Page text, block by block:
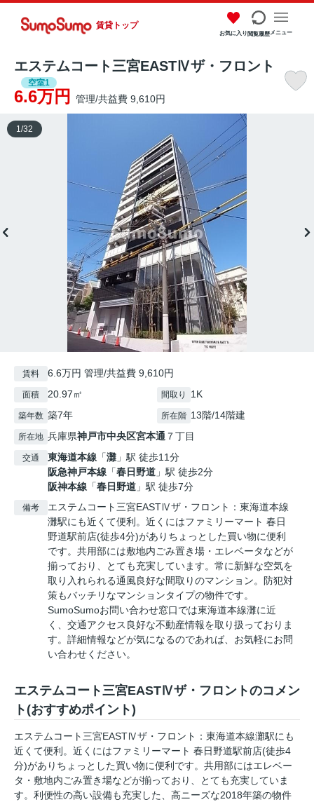
賃貸トップ
お気に入り閲覧履歴メニュー
エステムコート三宮EASTⅣザ・フロント
空室1
6.6万円 管理/共益費 9,610円
1 /32
賃料 6.6万円 管理/共益費 9,610円
面積 20.97㎡ 間取り 1K
築年数 築7年 所在階 13階/14階建
所在地 兵庫県神戸市中央区宮本通 ７丁目
交通 東海道本線 「灘 」駅 徒歩11分
阪急神戸本線 「春日野道 」駅 徒歩2分
阪神本線 「春日野道 」駅 徒歩7分
備考
エステムコート三宮EASTⅣザ・フロント：東海道本線
灘駅にも近くて便利。近くにはファミリーマート 春日
野道駅前店(徒歩4分)がありちょっとした買い物に便利
です。共用部には敷地内ごみ置き場・エレベータなどが
揃っており、とても充実しています。常に新鮮な空気を
取り入れられる通風良好な間取りのマンション。防犯対
策もバッチリなマンションタイプの物件です。
SumoSumoお問い合わせ窓口では東海道本線灘に近
く、交通アクセス良好な不動産情報を取り扱っておりま
す。詳細情報などが気になるのであれば、お気軽にお問
い合わせください。
エステムコート三宮EASTⅣザ・フロントのコメン
ト(おすすめポイント)
エステムコート三宮EASTⅣザ・フロント：東海道本線灘駅にも
近くて便利。近くにはファミリーマート 春日野道駅前店(徒歩4
分)がありちょっとした買い物に便利です。共用部にはエレベー
タ・敷地内ごみ置き場などが揃っており、とても充実していま
す。利便性の高い設備も充実した、高ニーズな2018年築の物件